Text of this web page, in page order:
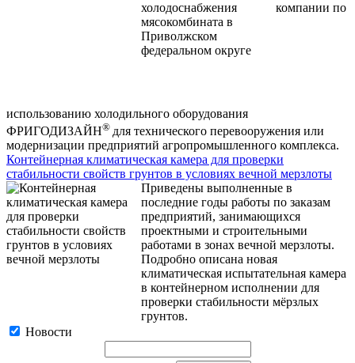
компании по
использованию холодильного оборудования
ФРИГОДИЗАЙН® для технического перевооружения или
модернизации предприятий агропромышленного комплекса.
Контейнерная климатическая камера для проверки
стабильности свойств грунтов в условиях вечной мерзлоты
Приведены выполненные в
последние годы работы по заказам
предприятий, занимающихся
проектными и строительными
работами в зонах вечной мерзлоты.
Подробно описана новая
климатическая испытательная камера
в контейнерном исполнении для
проверки стабильности мёрзлых
грунтов.
Новости